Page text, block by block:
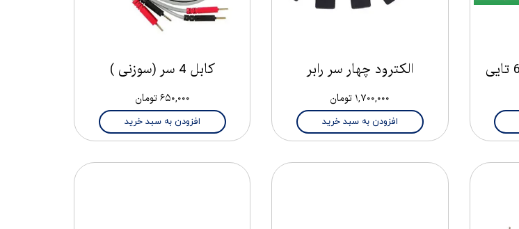
الکترود چهار سر رابر
۱,۷۰۰,۰۰۰ تومان
افزودن به سبد خرید
کابل 4 سر (سوزنی )
۶۵۰,۰۰۰ تومان
افزودن به سبد خرید